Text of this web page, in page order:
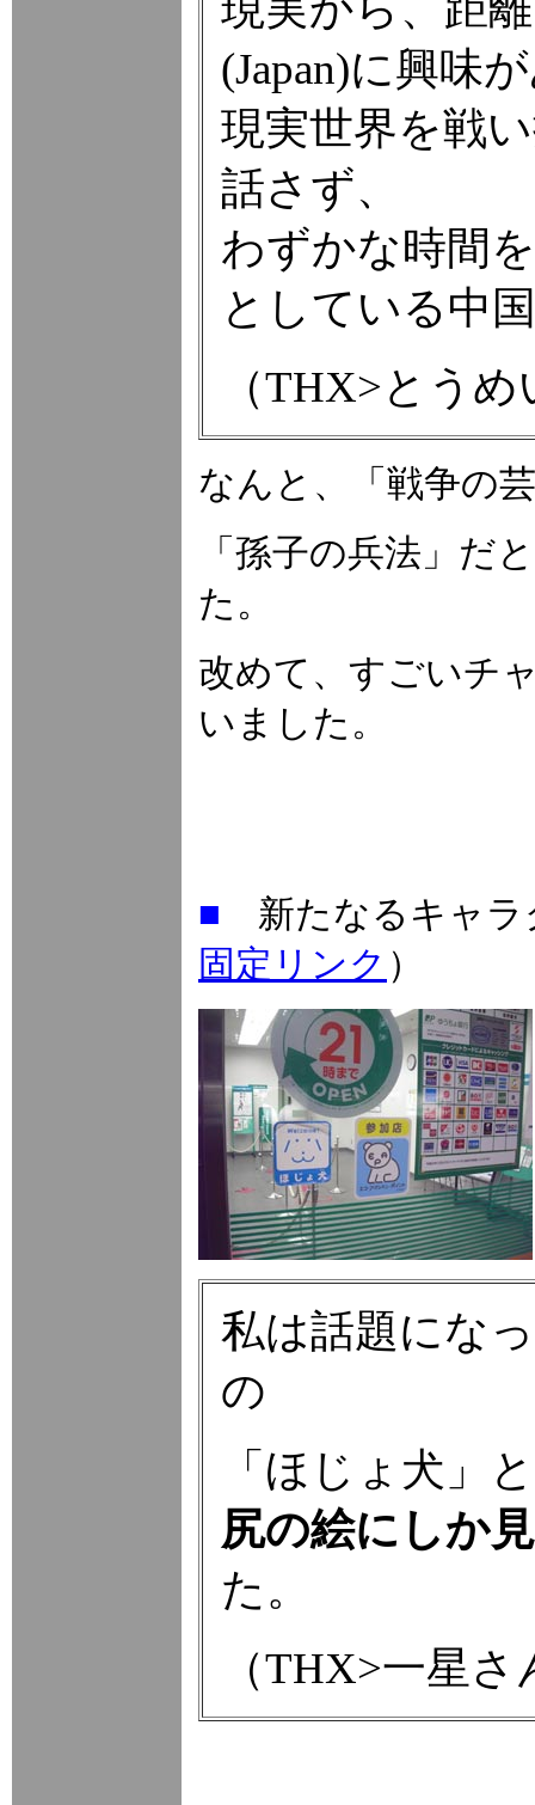
(Japan)に興味
現実世界を戦
話さず、
わずかな時間
としている中
（THX>とう
なんと、「戦争の
「孫子の兵法」だ
た。
改めて、すごいチ
いました。
■ 新たなるキ
固定リンク ）
私は話題にな
の
「ほじょ犬」
尻の絵にしか
た。
（THX>一星さ